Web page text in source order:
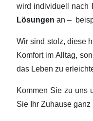
wird individuell nach
Lösungen an –
Wir sind stolz, diese
Komfort im Alltag,
das Leben zu
Kommen Sie zu uns
Sie Ihr Zuhause